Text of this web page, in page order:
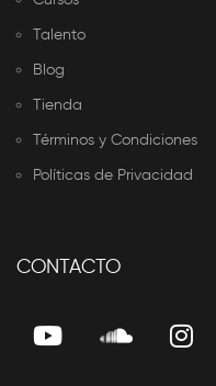
Talento
Blog
Tienda
Términos y Condiciones
Políticas de Privacidad
CONTACTO